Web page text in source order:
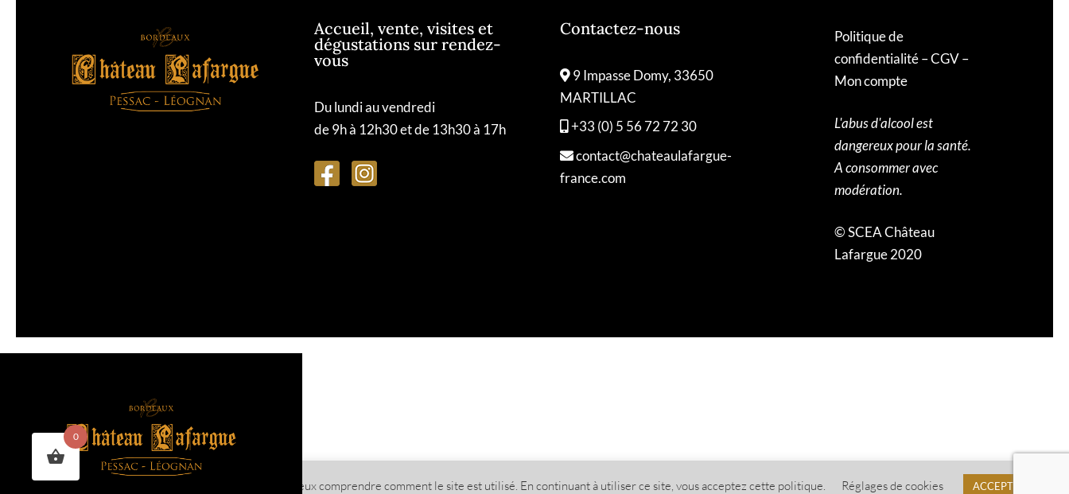
Accueil, vente, visites et
dégustations sur rendez-
vous
Du lundi au vendredi
de 9h à 12h30 et de 13h30 à 17h
Contactez-nous
9 Impasse Domy, 33650
MARTILLAC
+33 (0) 5 56 72 72 30
contact@chateaulafargue-
france.com
Politique de
confidentialité–CGV–
Mon compte
L'abus d'alcool est
dangereux pour la santé.
A consommer avec
modération.
© SCEA Château
Lafargue 2020
Nous utilisons des cookies pour nous permettre de mieux comprendre comment le site est utilisé. En continuant à utiliser ce site, vous acceptez cette politique. Réglages de cookies ACCEPTER
0